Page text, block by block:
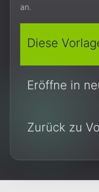
an.
Diese
Eröffne in
Zurück zu